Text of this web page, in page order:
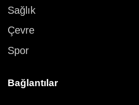
Sağlık
Çevre
Spor
Bağlantılar